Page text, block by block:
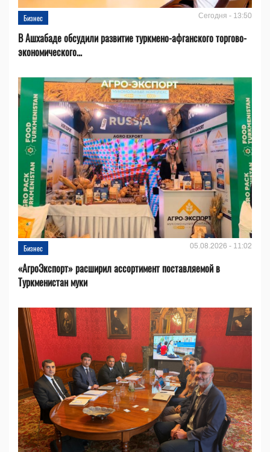
Бизнес Сегодня - 13:50
В Ашхабаде обсудили развитие туркмено-афганского торгово-
экономического...
Бизнес 05.08.2026 - 11:02
«АгроЭкспорт» расширил ассортимент поставляемой в
Туркменистан муки